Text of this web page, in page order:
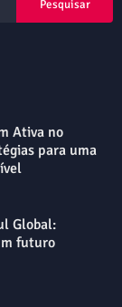
Ativa no
para uma
Global:
futuro